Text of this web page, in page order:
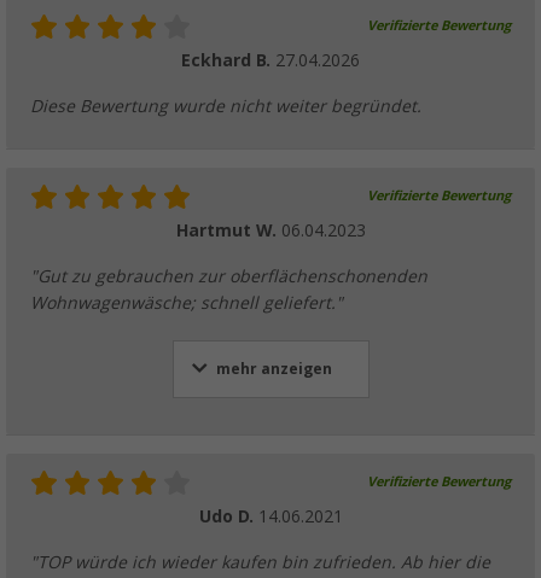
Verifizierte Bewertung
Eckhard B. 27.04.2026
Diese Bewertung wurde nicht weiter begründet.
Verifizierte Bewertung
Hartmut W. 06.04.2023
"Gut zu gebrauchen zur oberflächenschonenden
Wohnwagenwäsche; schnell geliefert."
mehr anzeigen
Verifizierte Bewertung
Udo D. 14.06.2021
"TOP würde ich wieder kaufen bin zufrieden. Ab hier die